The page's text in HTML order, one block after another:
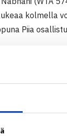
kolmella
Piia
al Nabhani
naisten ITF-